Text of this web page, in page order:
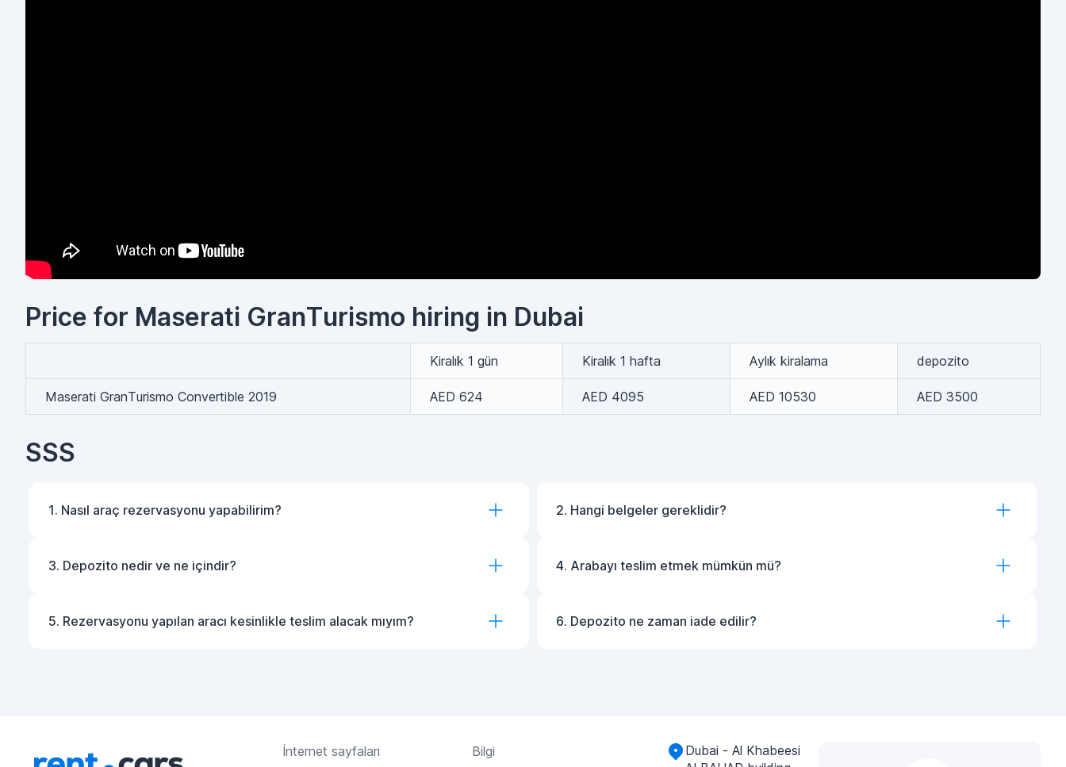
Price for Maserati GranTurismo hiring in Dubai
Kiralık 1 gün Kiralık 1 hafta Aylık kiralama depozito
Maserati GranTurismo Convertible 2019 AED 624 AED 4095 AED 10530 AED 3500
SSS
1. Nasıl araç rezervasyonu yapabilirim?
3. Depozito nedir ve ne içindir?
5. Rezervasyonu yapılan aracı kesinlikle teslim alacak mıyım?
2. Hangi belgeler gereklidir?
4. Arabayı teslim etmek mümkün mü?
6. Depozito ne zaman iade edilir?
İnternet sayfaları
Bilgi
Dubai - Al Khabeesi